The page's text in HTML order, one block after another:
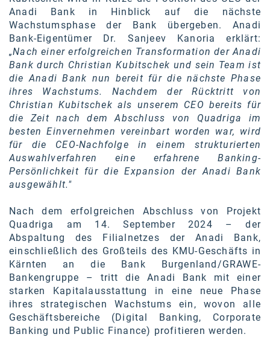
Ketchum GmbH
Kinderwunschzentrum
Kostenwahrheit
Kyndryl
LWND
Mastercard
NEOH
Nespresso
Neudoerfler
OBI
Oral-B
PAYBACK
Planted
PwC
Anadi Bank in Hinblick auf die nächste
Wachstumsphase der Bank übergeben. Anadi
Bank-Eigentümer Dr. Sanjeev Kanoria erklärt:
„Nach einer erfolgreichen Transformation der Anadi
Bank durch Christian Kubitschek und sein Team ist
die Anadi Bank nun bereit für die nächste Phase
ihres Wachstums. Nachdem der Rücktritt von
Christian Kubitschek als unserem CEO bereits für
die Zeit nach dem Abschluss von Quadriga im
besten Einvernehmen vereinbart worden war, wird
für die CEO-Nachfolge in einem strukturierten
Auswahlverfahren eine erfahrene Banking-
Persönlichkeit für die Expansion der Anadi Bank
ausgewählt."
Nach dem erfolgreichen Abschluss von Projekt
Quadriga am 14. September 2024 – der
Abspaltung des Filialnetzes der Anadi Bank,
einschließlich des Großteils des KMU-Geschäfts in
Kärnten an die Bank Burgenland/GRAWE-
Bankengruppe – tritt die Anadi Bank mit einer
starken Kapitalausstattung in eine neue Phase
ihres strategischen Wachstums ein, wovon alle
Geschäftsbereiche (Digital Banking, Corporate
Banking und Public Finance) profitieren werden.